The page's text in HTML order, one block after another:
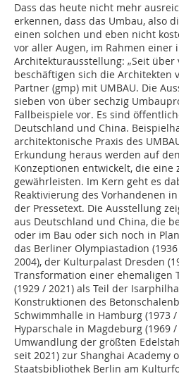
Dass das heute nicht mehr
erkennen, dass das Umbau, also
einen solchen und eben nicht
vor aller Augen, im Rahmen einer
Architekturausstellung: „Seit über
beschäftigen sich die Architekten
Partner (gmp) mit UMBAU. Die
sieben von über sechzig
Fallbeispiele vor. Es sind
Deutschland und China.
architektonische Praxis des
Erkundung heraus werden auf
Konzeptionen entwickelt, die eine
gewährleisten. Im Kern geht es
Reaktivierung des Vorhandenen
der Pressetext. Die Ausstellung
aus Deutschland und China, die
oder im Bau oder sich noch in
das Berliner Olympiastadion
2004), der Kulturpalast Dresden
Transformation einer ehemaligen
(1929 / 2021) als Teil der
Konstruktionen des
Schwimmhalle in Hamburg (1973
Hyparschale in Magdeburg (1969
Umwandlung der größten
seit 2021) zur Shanghai Academy
Staatsbibliothek Berlin am